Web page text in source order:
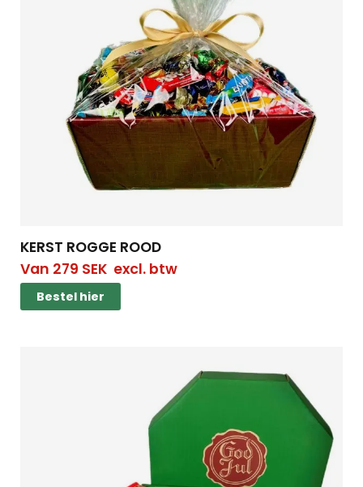
KERST ROGGE ROOD
Van 279 SEKexcl. btw
Bestel hier